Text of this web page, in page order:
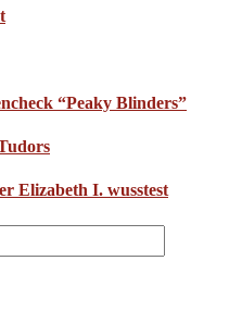
“Peaky Blinders”
Elizabeth I. wusstest